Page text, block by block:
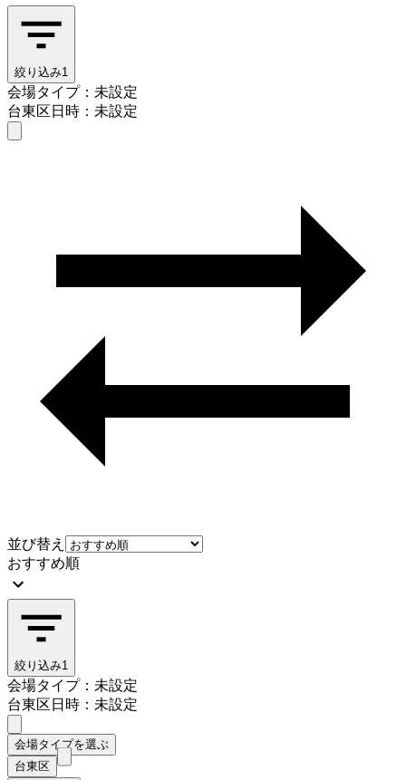
絞り込み1
会場タイプ：未設定
台東区日時：未設定
並び替え
おすすめ順
絞り込み1
会場タイプ：未設定
台東区日時：未設定
会場タイプを選ぶ
台東区